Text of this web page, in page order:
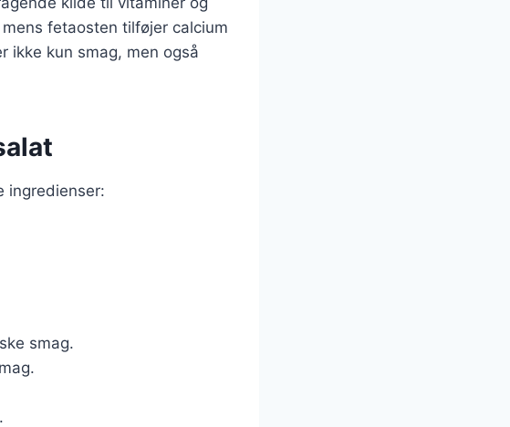
fetaosten tilføjer calcium
ikke kun smag, men også
ingredienser:
smag.